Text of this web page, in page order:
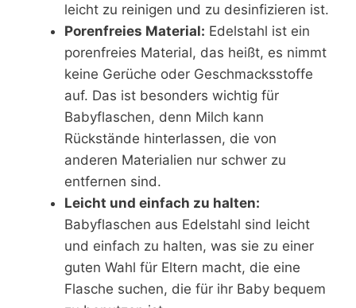
leicht zu reinigen und zu desinfizieren ist.
Porenfreies Material: Edelstahl ist ein
porenfreies Material, das heißt, es nimmt
keine Gerüche oder Geschmacksstoffe
auf. Das ist besonders wichtig für
Babyflaschen, denn Milch kann
Rückstände hinterlassen, die von
anderen Materialien nur schwer zu
entfernen sind.
Leicht und einfach zu halten:
Babyflaschen aus Edelstahl sind leicht
und einfach zu halten, was sie zu einer
guten Wahl für Eltern macht, die eine
Flasche suchen, die für ihr Baby bequem